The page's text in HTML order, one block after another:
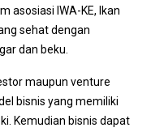
asosiasi IWA-KE, Ikan
sehat dengan
dan beku.
maupun venture
bisnis yang memiliki
Kemudian bisnis dapat